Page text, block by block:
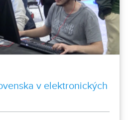
v elektronických